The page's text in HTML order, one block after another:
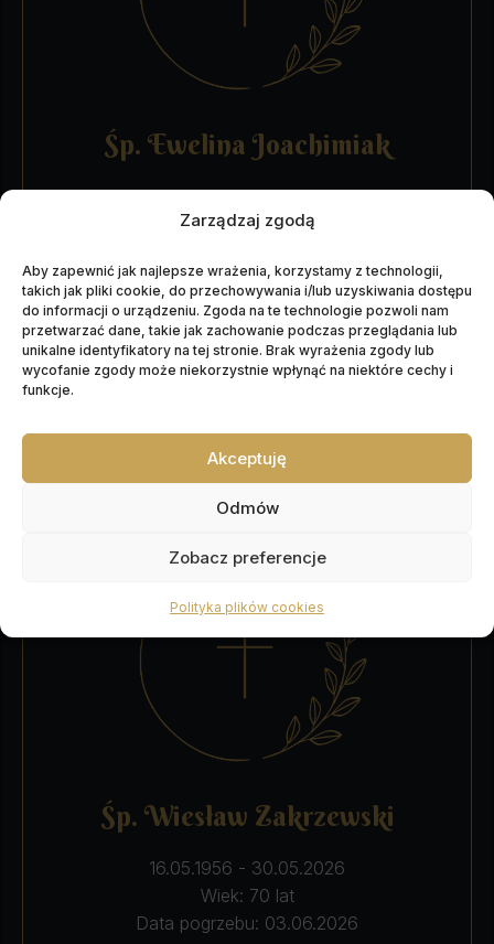
Zarządzaj zgodą
Aby zapewnić jak najlepsze wrażenia, korzystamy z technologii,
takich jak pliki cookie, do przechowywania i/lub uzyskiwania dostępu
do informacji o urządzeniu. Zgoda na te technologie pozwoli nam
przetwarzać dane, takie jak zachowanie podczas przeglądania lub
unikalne identyfikatory na tej stronie. Brak wyrażenia zgody lub
wycofanie zgody może niekorzystnie wpłynąć na niektóre cechy i
funkcje.
Akceptuję
Odmów
Zobacz preferencje
Polityka plików cookies
Śp. Ewelina Joachimiak
15.01.1988 - 01.06.2026
Wiek: 38 lat
WIĘCEJ INFORMACJI
Śp. Wiesław Zakrzewski
16.05.1956 - 30.05.2026
Wiek: 70 lat
Data pogrzebu: 03.06.2026